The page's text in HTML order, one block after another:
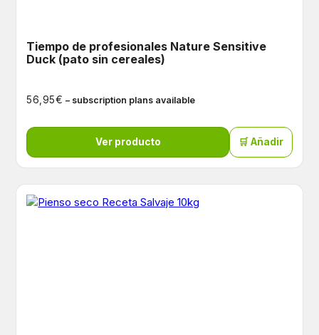
Tiempo de profesionales Nature Sensitive
Duck (pato sin cereales)
56,95€ – subscription plans available
Ver producto 🛒 Añadir